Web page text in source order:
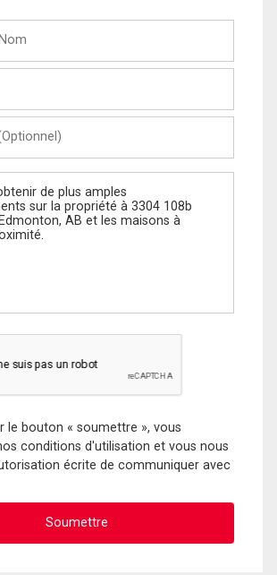
le bouton « soumettre », vous
conditions d'utilisation et vous nous
écrite de communiquer avec